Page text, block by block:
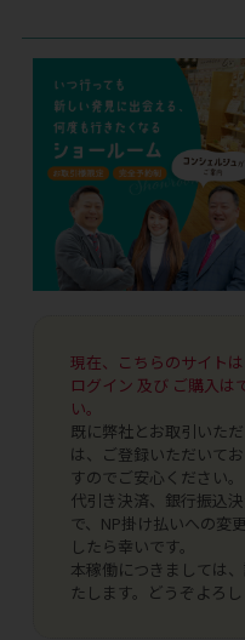
現在、こちらのサイトは
ログイン 及び ご購入は
い。
既に弊社とお取引いた
は、ご登録いただいて
すのでご安心ください。
代引き決済、銀行振込
で、NP掛け払いへの変
したら幸いです。
本稼働につきましては
たします。どうぞよろ